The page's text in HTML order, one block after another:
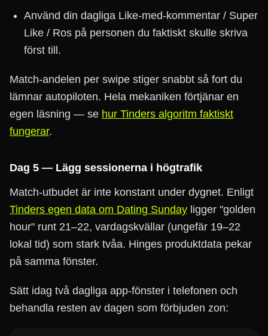
Använd din dagliga Like-med-kommentar / Super
Like / Ros på personen du faktiskt skulle skriva
först till.
Match-andelen per swipe stiger snabbt så fort du
lämnar autopiloten. Hela mekaniken förtjänar en
egen läsning — se hur Tinders algoritm faktiskt
fungerar.
Dag 5 — Lägg sessionerna i högtrafik
Match-utbudet är inte konstant under dygnet. Enligt
Tinders egen data om Dating Sunday ligger "golden
hour" runt 21–22, vardagskvällar (ungefär 19–22
lokal tid) som stark tvåa. Hinges produktdata pekar
på samma fönster.
Sätt idag två dagliga app-fönster i telefonen och
behandla resten av dagen som förbjuden zon: